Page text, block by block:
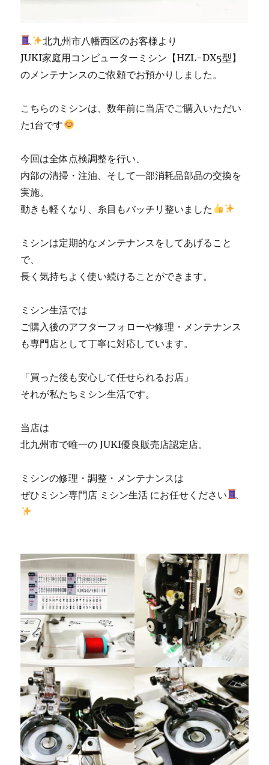
北九州市八幡西区のお客様より
JUKI家庭用コンピューターミシン【HZL-DX5型】
のメンテナンスのご依頼でお預かりしました。
こちらのミシンは、数年前に当店でご購入いただい
た1台です
今回は全体点検調整を行い、
内部の清掃・注油、そして一部消耗品部品の交換を
実施。
動きも軽くなり、糸目もバッチリ整いました
ミシンは定期的なメンテナンスをしてあげること
で、
長く気持ちよく使い続けることができます。
ミシン生活では
ご購入後のアフターフォローや修理・メンテナンス
も専門店として丁寧に対応しています。
「買った後も安心して任せられるお店」
それが私たちミシン生活です。
当店は
北九州市で唯一の JUKI優良販売店認定店。
ミシンの修理・調整・メンテナンスは
ぜひミシン専門店 ミシン生活 にお任せください